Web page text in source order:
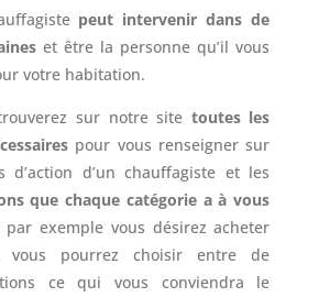
peut intervenir dans de
et être la personne qu’il vous
votre habitation.
sur notre site toutes les
pour vous renseigner sur
d’action d’un chauffagiste et les
que chaque catégorie a à vous
exemple vous désirez acheter
vous pourrez choisir entre de
ce qui vous conviendra le